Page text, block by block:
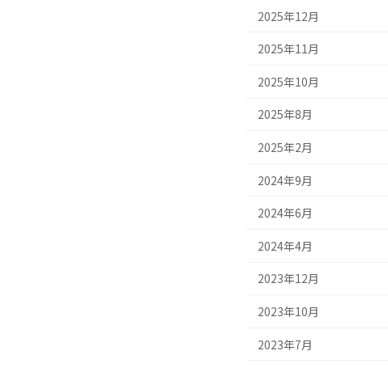
2025年12月
2025年11月
2025年10月
2025年8月
2025年2月
2024年9月
2024年6月
2024年4月
2023年12月
2023年10月
2023年7月